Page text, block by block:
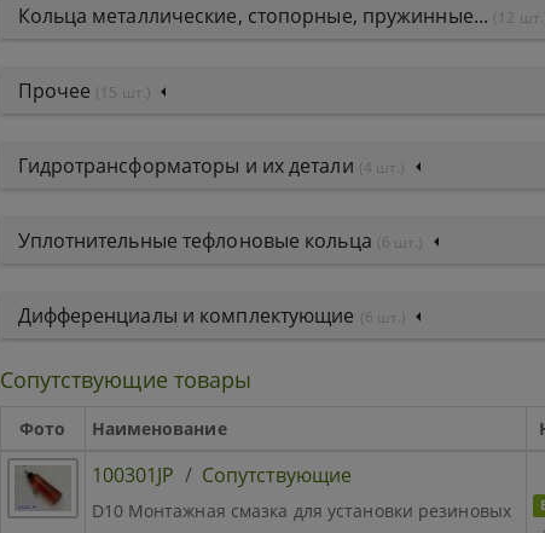
Кольца металлические, стопорные, пружинные... (12
Прочее (15 шт.)
Гидротрансформаторы и их детали (4 шт.)
Уплотнительные тефлоновые кольца (6 шт.)
Дифференциалы и комплектующие (6 шт.)
Сопутствующие товары
Фото Наименование
100301JP / Сопутствующие
D10 Монтажная смазка для установки резиновых